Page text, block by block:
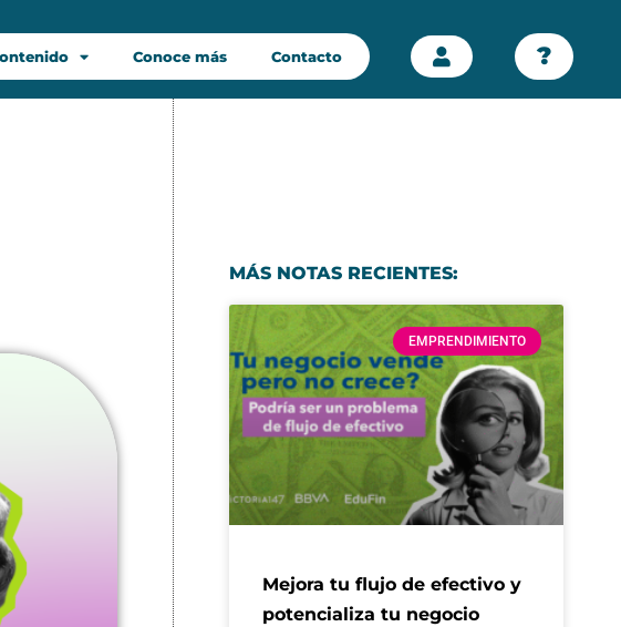
Conoce más Contacto ?
MÁS NOTAS RECIENTES:
EMPRENDIMIENTO
Mejora tu flujo de efectivo y
potencializa tu negocio